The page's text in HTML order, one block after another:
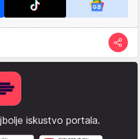
iskustvo portala.